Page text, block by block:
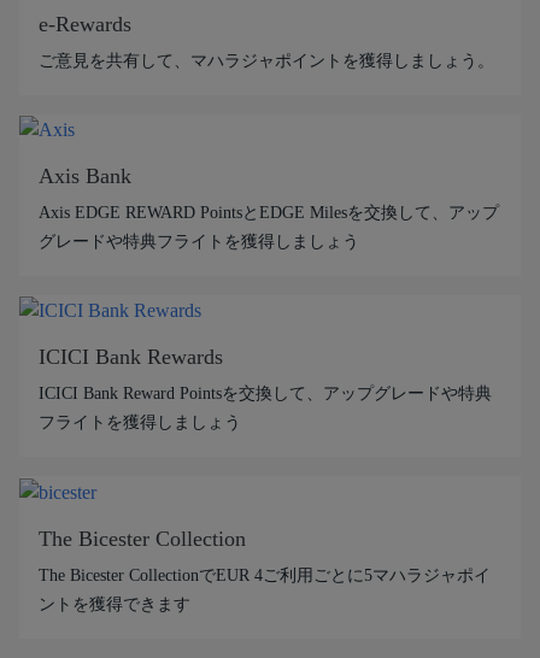
e-Rewards
ご意見を共有して、マハラジャポイントを獲得しましょう。
Axis Bank
Axis EDGE REWARD PointsとEDGE Milesを交換して、アップ
グレードや特典フライトを獲得しましょう
ICICI Bank Rewards
ICICI Bank Reward Pointsを交換して、アップグレードや特典
フライトを獲得しましょう
The Bicester Collection
The Bicester CollectionでEUR 4ご利用ごとに5マハラジャポイ
ントを獲得できます